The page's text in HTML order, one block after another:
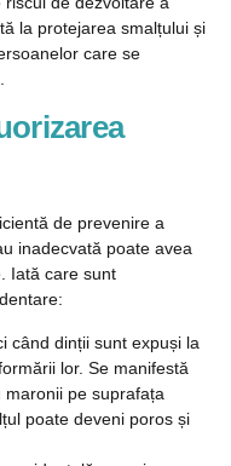
la protejarea smalțului și
care se
de prevenire a
inadecvată poate avea
Iată care sunt
când dinții sunt expuși la
lor. Se manifestă
pe suprafața
poate deveni poros și